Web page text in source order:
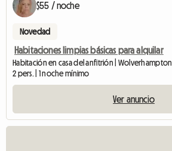
$55 / noche
Novedad
Habitaciones limpias básicas para alquilar
Habitación en casa del anfitrión | Wolverhampton
2 pers. | 1 noche mínimo
Ver anuncio